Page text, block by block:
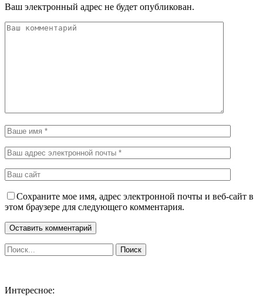
Ваш электронный адрес не будет опубликован.
Сохраните мое имя, адрес электронной почты и веб-сайт в
этом браузере для следующего комментария.
Интересное: